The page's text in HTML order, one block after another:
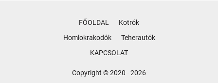
FŐOLDAL
Kotrók
Homlokrakodók
Teherautók
KAPCSOLAT
Copyright © 2020 - 2026